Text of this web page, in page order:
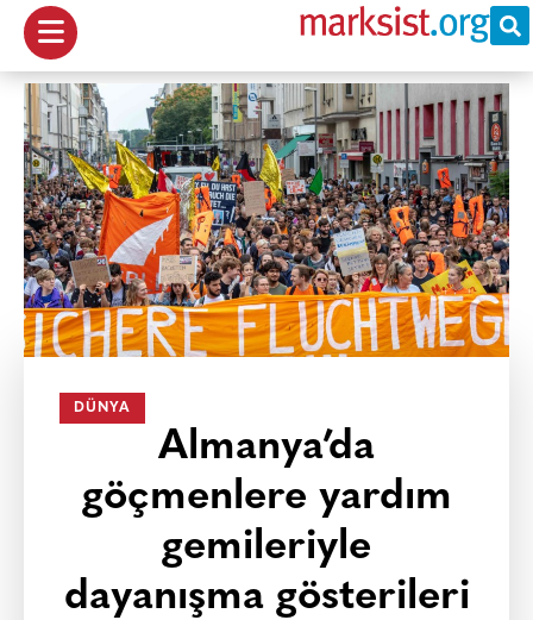
DÜNYA
Almanya’da
göçmenlere yardım
gemileriyle
dayanışma gösterileri